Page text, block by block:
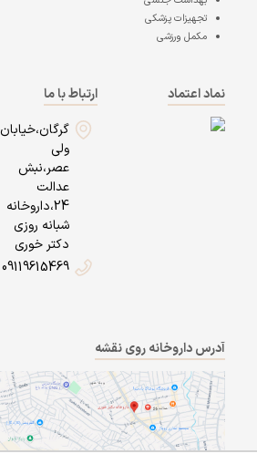
تجهیزات پزشکی
مکمل ورزشی
نماد اعتماد
ارتباط با ما
گرگان،خیابان
ولی
عصر،نبش
عدالت
24،داروخانه
شبانه روزی
دکتر خوری
09119615469
آدرس داروخانه روی نقشه